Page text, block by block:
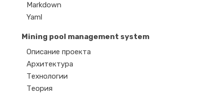
Markdown
Yaml
Mining pool management system
Описание проекта
Архитектура
Технологии
Теория